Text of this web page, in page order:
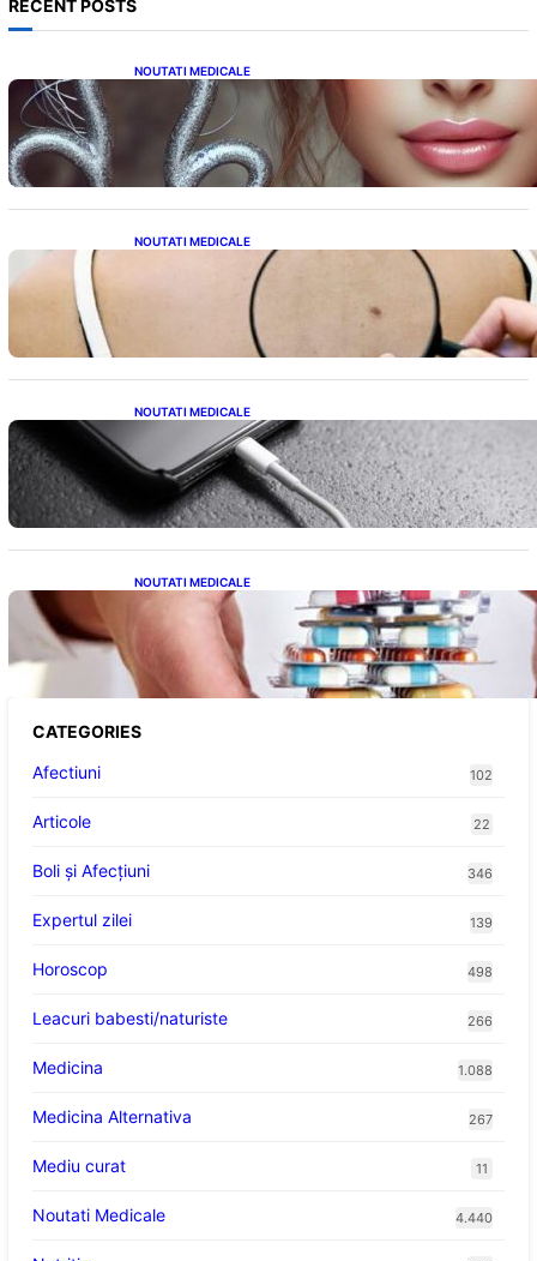
RECENT POSTS
NOUTATI MEDICALE
Influența lui Venus: Dragoste, Noroc și
Oportunități pentru Tauri și Balanțe în
Weekendul 8-9 August
NOUTATI MEDICALE
10 Semne Ascunse ale Cancerului de Piele:
Ce Trebuie să Știm pentru a Ne Proteja
NOUTATI MEDICALE
Încărcarea Telefonului Pe Timp de Noapte:
Mituri, Realități și Impact Asupra Bateriei
NOUTATI MEDICALE
Criza Medicamentelor pentru Tulburări
Digestive: Ce Înseamnă Suspendarea Colebil
și Panzcebil pentru Pacienți
CATEGORIES
Afectiuni
102
Articole 22
Boli și Afecțiuni 346
Expertul zilei 139
Horoscop 498
Leacuri babesti/naturiste 266
Medicina 1.088
Medicina Alternativa 267
Mediu curat 11
Noutati Medicale 4.440